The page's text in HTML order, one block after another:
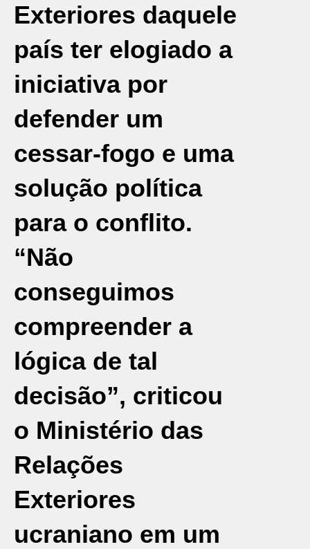
Exteriores daquele
país ter elogiado a
iniciativa por
defender um
cessar-fogo e uma
solução política
para o conflito.
“Não
conseguimos
compreender a
lógica de tal
decisão”, criticou
o Ministério das
Relações
Exteriores
ucraniano em um